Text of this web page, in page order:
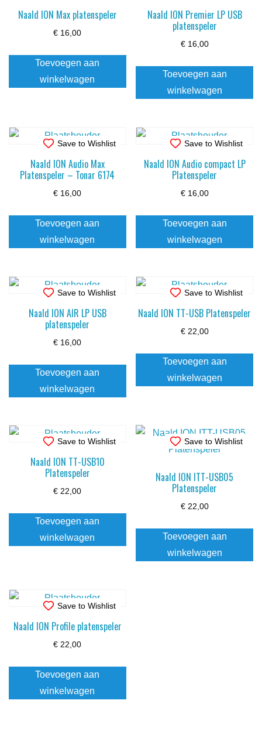
Naald ION Max platenspeler
€ 16,00
Toevoegen aan
winkelwagen
Naald ION Premier LP USB
platenspeler
€16,00
Toevoegen aan
winkelwagen
Save to Wishlist
Naald ION Audio Max
Platenspeler – Tonar 6174
€ 16,00
Toevoegen aan
winkelwagen
Save to Wishlist
Naald ION Audio compact LP
Platenspeler
€16,00
Toevoegen aan
winkelwagen
Save to Wishlist
Naald ION AIR LP USB
platenspeler
€ 16,00
Toevoegen aan
winkelwagen
Save to Wishlist
Naald ION TT-USB Platenspeler
€22,00
Toevoegen aan
winkelwagen
Save to Wishlist
Naald ION TT-USB10
Platenspeler
€ 22,00
Toevoegen aan
winkelwagen
Save to Wishlist
Naald ION ITT-USB05
Platenspeler
€22,00
Toevoegen aan
winkelwagen
Save to Wishlist
Naald ION Profile platenspeler
€ 22,00
Toevoegen aan
winkelwagen